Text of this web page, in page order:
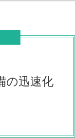
の迅速化